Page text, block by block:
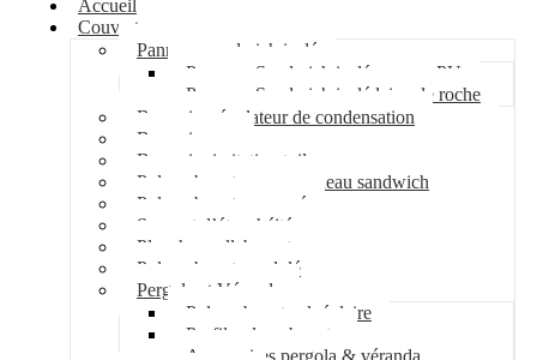
Accueil
Couverture
Panneau sandwich isolé
Panneau Sandwich isolé mousse PU
Panneau Sandwich isolé laine de roche
Bac acier régulateur de condensation
Bac acier sec
Bac acier imitation tuile
Polycarbonate pour panneau sandwich
Polycarbonate nervuré
Support d’étanchéité
Plancher collaborant
Polycarbonate ondulé
Pergola et Véranda
Polycarbonate alvéolaire
Profil polycarbonate
Accessoires pergola & véranda